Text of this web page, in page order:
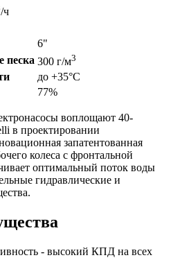
/ч
6"
песка 300 г/м3
до +35°C
77%
воплощают 40-
в проектировании
запатентованная
колеса с фронтальной
оптимальный поток воды
гидравлические и
- высокий КПД на всех